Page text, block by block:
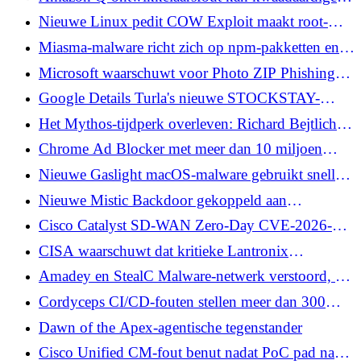
Azië
repos code laten uitvoeren via MCP-configuraties
Nieuwe Linux pedit COW Exploit maakt root-
toegang mogelijk door in de cache opgeslagen
binaire bestanden te vergiftigen
Miasma-malware richt zich op npm-pakketten en
GitHub-acties bij supply chain-aanvallen
Microsoft waarschuwt voor Photo ZIP Phishing-
campagne gericht op hotels met Node.js-implantaat
Google Details Turla's nieuwe STOCKSTAY-
achterdeur gebruikt bij spionageaanvallen in
Oekraïne
Het Mythos-tijdperk overleven: Richard Bejtlich
over de zaak voor NDR
Chrome Ad Blocker met meer dan 10 miljoen
installaties gevonden met slapende
scriptinjectiemogelijkheid
Nieuwe Gaslight macOS-malware gebruikt snelle
injectie om AI-ondersteunde analyse te verstoren
Nieuwe Mistic Backdoor gekoppeld aan
KongTuke in ClickFix- en ModeloRAT-
campagnes
Cisco Catalyst SD-WAN Zero-Day CVE-2026-
20245 benut om root-toegang te verkrijgen
CISA waarschuwt dat kritieke Lantronix
EDS5000-fout actief wordt uitgebuit
Amadey en StealC Malware-netwerk verstoord, 27
miljoen gestolen inloggegevens hersteld
Cordyceps CI/CD-fouten stellen meer dan 300
GitHub-opslagplaatsen bloot aan supply chain-
aanvallen
Dawn of the Apex-agentische tegenstander
Cisco Unified CM-fout benut nadat PoC pad naar